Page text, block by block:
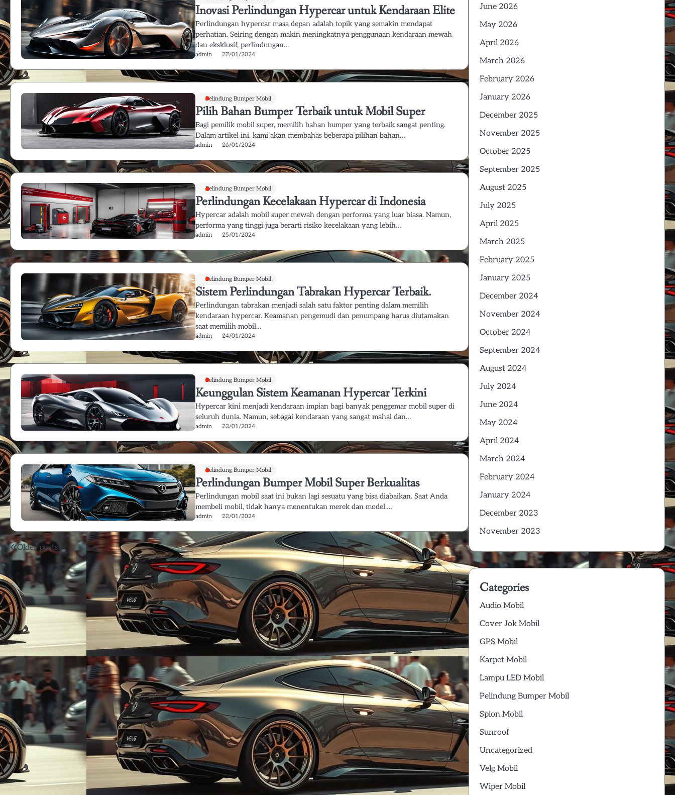
Inovasi Perlindungan Hypercar untuk Kendaraan Elite
Perlindungan hypercar masa depan adalah topik yang semakin mendapat
perhatian. Seiring dengan makin meningkatnya penggunaan kendaraan mewah
dan eksklusif, perlindungan…
admin 27/01/2024
Pelindung Bumper Mobil
Pilih Bahan Bumper Terbaik untuk Mobil Super
Bagi pemilik mobil super, memilih bahan bumper yang terbaik sangat penting.
Dalam artikel ini, kami akan membahas beberapa pilihan bahan…
admin 26/01/2024
Pelindung Bumper Mobil
Perlindungan Kecelakaan Hypercar di Indonesia
Hypercar adalah mobil super mewah dengan performa yang luar biasa. Namun,
performa yang tinggi juga berarti risiko kecelakaan yang lebih…
admin 25/01/2024
Pelindung Bumper Mobil
Sistem Perlindungan Tabrakan Hypercar Terbaik.
Perlindungan tabrakan menjadi salah satu faktor penting dalam memilih
kendaraan hypercar. Keamanan pengemudi dan penumpang harus diutamakan
saat memilih mobil…
admin 24/01/2024
Pelindung Bumper Mobil
Keunggulan Sistem Keamanan Hypercar Terkini
Hypercar kini menjadi kendaraan impian bagi banyak penggemar mobil super di
seluruh dunia. Namun, sebagai kendaraan yang sangat mahal dan…
admin 23/01/2024
Pelindung Bumper Mobil
Perlindungan Bumper Mobil Super Berkualitas
Perlindungan mobil saat ini bukan lagi sesuatu yang bisa diabaikan. Saat Anda
membeli mobil, tidak hanya menentukan merek dan model,…
admin 22/01/2024
Posts
navigation
Older posts
June 2026
May 2026
April 2026
March 2026
February 2026
January 2026
December 2025
November 2025
October 2025
September 2025
August 2025
July 2025
April 2025
March 2025
February 2025
January 2025
December 2024
November 2024
October 2024
September 2024
August 2024
July 2024
June 2024
May 2024
April 2024
March 2024
February 2024
January 2024
December 2023
November 2023
Categories
Audio Mobil
Cover Jok Mobil
GPS Mobil
Karpet Mobil
Lampu LED Mobil
Pelindung Bumper Mobil
Spion Mobil
Sunroof
Uncategorized
Velg Mobil
Wiper Mobil